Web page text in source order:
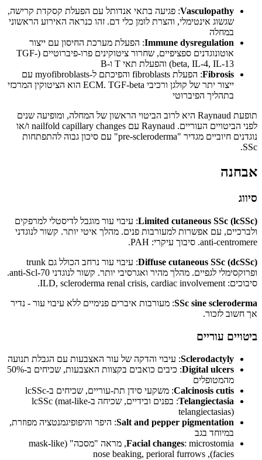
Vasculopathy: פגיעה בתאי אנדותל עם הפעלת קסקדת קרישה,
שגשוג אינטימלי, והצרת לומן כלי דם. זהו כנראה האירוע הראשוני
במחלה
Immune dysregulation: הפעלת מערכת החיסון עם ייצור
אוטונוגדנים ספציפיים, שחרור ציטוקינים פרו-פיברוטיים (TGF-
beta, IL-4, IL-13) והפעלת תאי T ו-B
Fibrosis
: הפעלת fibroblasts והפיכתם ל-myofibroblasts עם
ייצור יתר של קולגן ורכיבי ECM. TGF-beta הוא הציטוקין המרכזי
בתהליך הפיברוטי
תופעת Raynaud היא לרוב הביטוי הראשון של המחלה, ומופיעה שנים
לפני הביטויים העוריים. Raynaud עם nailfold capillary changes ו/או
נוגדנים חיוביים מגדיר "pre-scleroderma" עם סיכון גבוה להתפתחות
SSc.
אבחנה
סיווג
Limited cutaneous SSc (lcSSc): עיבוי עור מוגבל לדיסטלי למרפקים
ולברכיים, עם אפשרות למעורבות פנים. מהלך איטי יותר. קשור לנוגדני
anti-centromere. סיבוך עיקרי: PAH.
Diffuse cutaneous SSc (dcSSc)
: עיבוי עור נרחב הכולל גם trunk
ופרוקסימלי לגפיים. מהלך מהיר ואגרסיבי יותר. קשור לנוגדני anti-Scl-70.
סיבוכים: ILD, scleroderma renal crisis, cardiac involvement.
SSc sine scleroderma: מעורבות איברים פנימיים ללא עיבוי עור - נדיר
אך חשוב לזכור.
ביטויים עוריים
Sclerodactyly: עיבוי והדקה של עור האצבעות עם הגבלת תנועה
Digital ulcers
: כיבים כואבים בקצוות האצבעות, שכיחים ב-50%
מהמטופלים
Calcinosis cutis: משקעי סידן תת-עוריים, שכיחים ב-lcSSc
Telangiectasia
: בפנים ובידיים, שכיחה ב-lcSSc (mat-like
telangiectasias)
Salt and pepper pigmentation: היפר והיפופיגמנטציה מפוזרת,
במיוחד בגב
Facial changes
: microstomia, מראה "מסכה" (mask-like
facies), nose beaking, perioral furrows